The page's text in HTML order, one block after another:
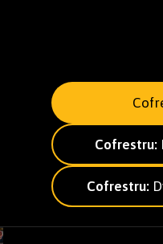
Cofrestru:
Cofrestru: